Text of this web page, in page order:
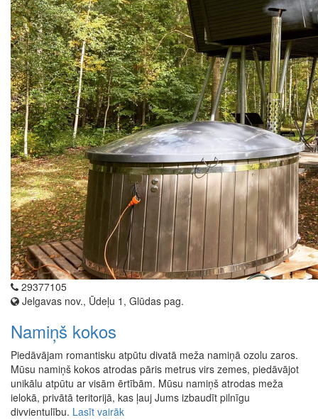
29377105
Jelgavas nov., Ūdeļu 1, Glūdas pag.
Namiņš kokos
Piedāvājam romantisku atpūtu divatā meža namiņā ozolu zaros.
Mūsu namiņš kokos atrodas pāris metrus virs zemes, piedāvājot
unikālu atpūtu ar visām ērtībām. Mūsu namiņš atrodas meža
ielokā, privātā teritorijā, kas ļauj Jums izbaudīt pilnīgu
divvientulību. Lasīt vairāk